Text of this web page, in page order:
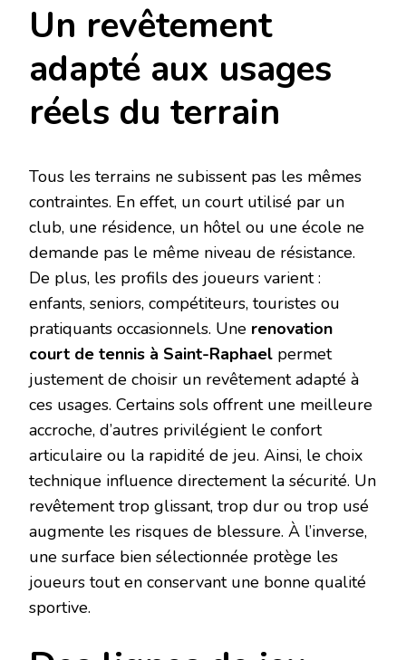
Un revêtement
adapté aux usages
réels du terrain
Tous les terrains ne subissent pas les mêmes
contraintes. En effet, un court utilisé par un
club, une résidence, un hôtel ou une école ne
demande pas le même niveau de résistance.
De plus, les profils des joueurs varient :
enfants, seniors, compétiteurs, touristes ou
pratiquants occasionnels. Une renovation
court de tennis à Saint-Raphael permet
justement de choisir un revêtement adapté à
ces usages. Certains sols offrent une meilleure
accroche, d’autres privilégient le confort
articulaire ou la rapidité de jeu. Ainsi, le choix
technique influence directement la sécurité. Un
revêtement trop glissant, trop dur ou trop usé
augmente les risques de blessure. À l’inverse,
une surface bien sélectionnée protège les
joueurs tout en conservant une bonne qualité
sportive.